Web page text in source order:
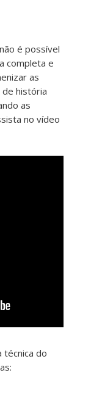
é possível
completa e
as
de história
as
no vídeo
técnica do